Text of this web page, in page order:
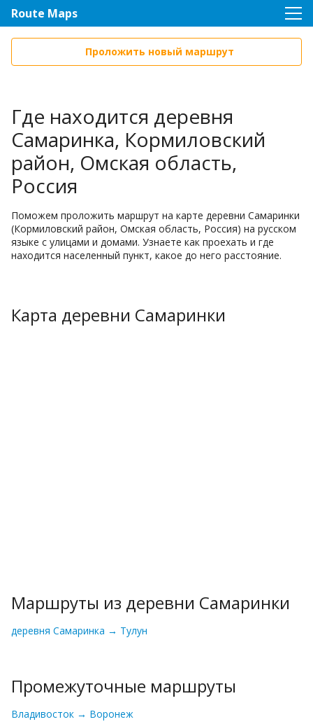
Route Maps
Проложить новый маршрут
Где находится деревня
Самаринка, Кормиловский
район, Омская область,
Россия
Поможем проложить маршрут на карте деревни Самаринки
(Кормиловский район, Омская область, Россия) на русском
языке с улицами и домами. Узнаете как проехать и где
находится населенный пункт, какое до него расстояние.
Карта деревни Самаринки
Маршруты из деревни Самаринки
деревня Самаринка → Тулун
Промежуточные маршруты
Владивосток → Воронеж